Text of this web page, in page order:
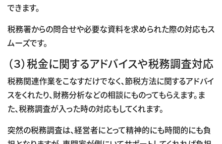
できます。
税務署からの問合せや必要な資料を求められた際の対応もス
ムーズです。
（３）税金に関するアドバイスや税務調査対応
税務関連作業をこなすだけでなく、節税方法に関するアドバイ
スをくれたり、財務分析などの相談にものってもらえます。ま
た、税務調査が入った時の対応もしてくれます。
突然の税務調査は、経営者にとって精神的にも時間的にも負